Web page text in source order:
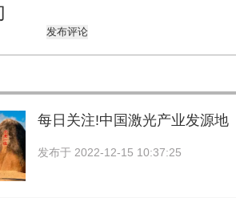
发布评论
每日关注!中国激光产业发源地
发布于 2022-12-15 10:37:25